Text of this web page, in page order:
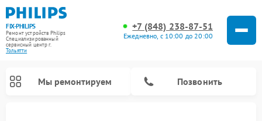
FIX-PHILIPS
Ремонт устройств Philips
Специализированный
cервисный центр г.
Тольятти
+7 (848) 238-87-51
Ежедневно, с 10:00 до 20:00
Мы ремонтируем Позвонить